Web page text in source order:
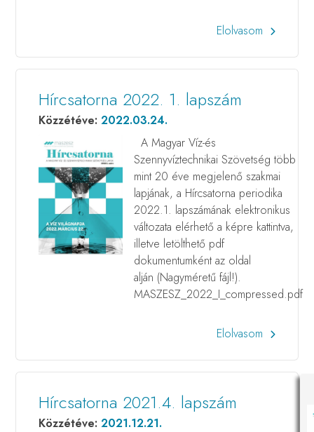
Elolvasom
Hírcsatorna 2022. 1. lapszám
Közzétéve:2022.03.24.
A Magyar Víz-és
Szennyvíztechnikai Szövetség több
mint 20 éve megjelenő szakmai
lapjának, a Hírcsatorna periodika
2022.1. lapszámának elektronikus
változata elérhető a képre kattintva,
illetve letölthető pdf
dokumentumként az oldal
alján (Nagyméretű fájl!).
MASZESZ_2022_I_compressed.pdf
Elolvasom
Hírcsatorna 2021.4. lapszám
Közzétéve:2021.12.21.